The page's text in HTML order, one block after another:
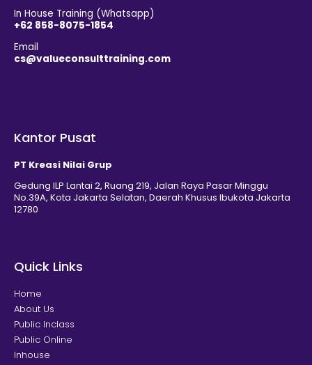
In House Training (Whatsapp)
+62 858-8075-1854
Email
cs@valueconsulttraining.com
Kantor Pusat
PT Kreasi Nilai Grup
Gedung ILP Lantai 2, Ruang 219, Jalan Raya Pasar Minggu
No.39A, Kota Jakarta Selatan, Daerah Khusus Ibukota Jakarta
12780
Quick Links
Home
About Us
Public Inclass
Public Online
Inhouse